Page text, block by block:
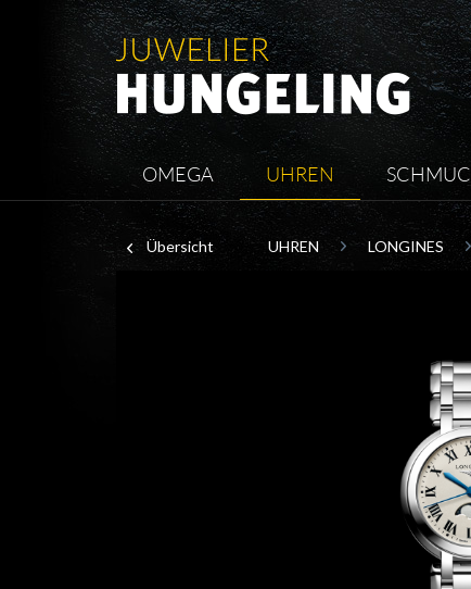
OMEGA UHREN
Übersicht UHREN LONGINES